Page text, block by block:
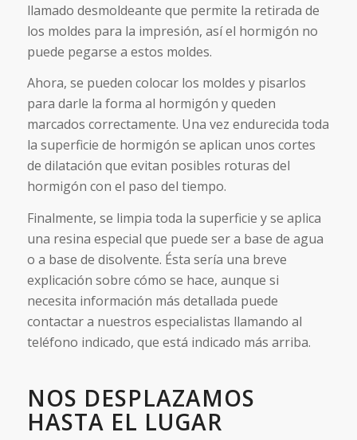
llamado desmoldeante que permite la retirada de
los moldes para la impresión, así el hormigón no
puede pegarse a estos moldes.
Ahora, se pueden colocar los moldes y pisarlos
para darle la forma al hormigón y queden
marcados correctamente. Una vez endurecida toda
la superficie de hormigón se aplican unos cortes
de dilatación que evitan posibles roturas del
hormigón con el paso del tiempo.
Finalmente, se limpia toda la superficie y se aplica
una resina especial que puede ser a base de agua
o a base de disolvente. Ésta sería una breve
explicación sobre cómo se hace, aunque si
necesita información más detallada puede
contactar a nuestros especialistas llamando al
teléfono indicado, que está indicado más arriba.
NOS DESPLAZAMOS
HASTA EL LUGAR